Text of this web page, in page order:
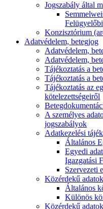
Jogszabály által
Konzisztórium
Adatvédelem, betegjog
Adatvédelem,
Adatvédelem,
Tájékoztatás a
Tájékoztatás a
Tájékoztatás az
kötelezettségeiről
A személyes
jogszabályok
Adatkezelési
Általános
Egyedi
Igazgatási
Szervezeti
Közérdekű adatok
Általános
Különös
Közérdekű